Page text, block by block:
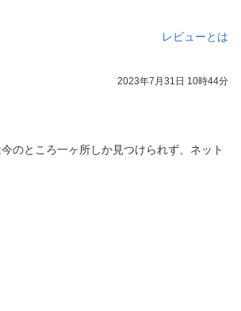
レビューとは
2023年7月31日 10時44分
のところ一ヶ所しか見つけられず、ネット